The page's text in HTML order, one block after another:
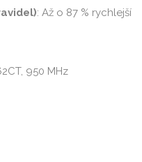
: Až o 87 % rychlejší
950 MHz